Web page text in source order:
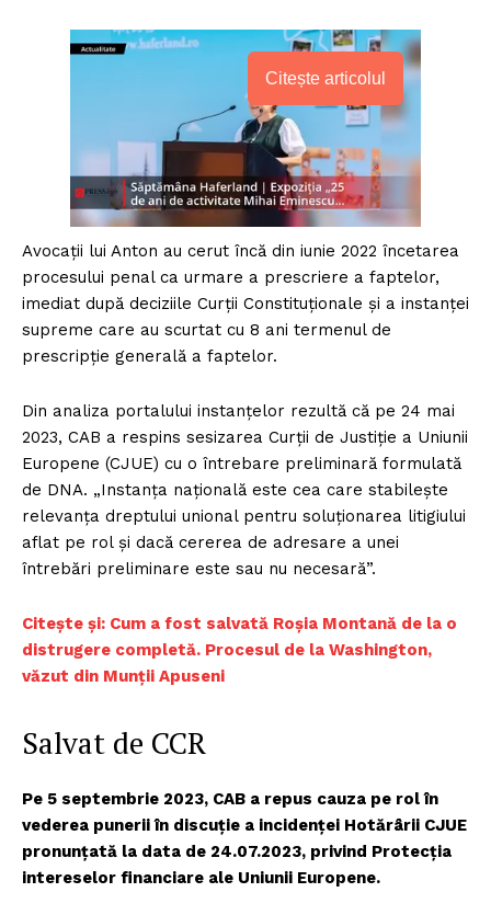
Citește articolul
Avocații lui Anton au cerut încă din iunie 2022 încetarea
procesului penal ca urmare a prescriere a faptelor,
imediat după deciziile Curții Constituționale și a instanței
supreme care au scurtat cu 8 ani termenul de
prescripție generală a faptelor.
Din analiza portalului instanțelor rezultă că pe 24 mai
2023, CAB a respins sesizarea Curții de Justiție a Uniunii
Europene (CJUE) cu o întrebare preliminară formulată
de DNA. „Instanţa naţională este cea care stabileşte
relevanţa dreptului unional pentru soluţionarea litigiului
aflat pe rol şi dacă cererea de adresare a unei
întrebări preliminare este sau nu necesară”.
Citește și: Cum a fost salvată Roșia Montană de la o
distrugere completă. Procesul de la Washington,
văzut din Munții Apuseni
Salvat de CCR
Pe 5 septembrie 2023, CAB a repus cauza pe rol în
vederea punerii în discuţie a incidenţei Hotărârii CJUE
pronunţată la data de 24.07.2023, privind Protecția
intereselor financiare ale Uniunii Europene.